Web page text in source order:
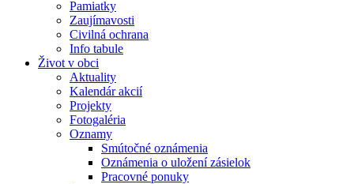
Pamiatky
Zaujímavosti
Civilná ochrana
Info tabule
Život v obci
Aktuality
Kalendár akcií
Projekty
Fotogaléria
Oznamy
Smútočné oznámenia
Oznámenia o uložení zásielok
Pracovné ponuky